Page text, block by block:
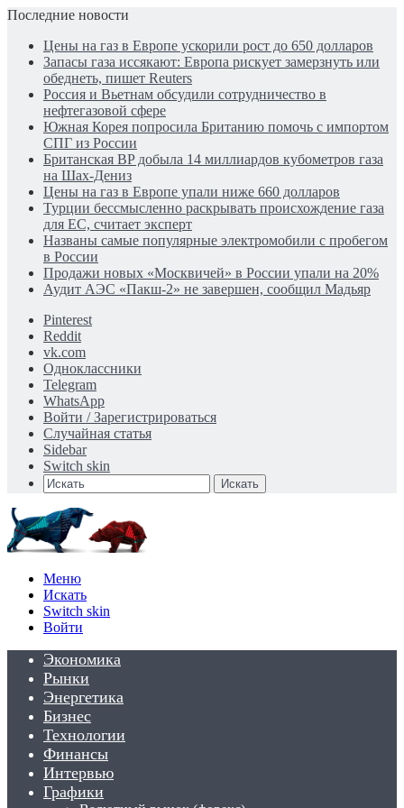
Последние новости
Цены на газ в Европе ускорили рост до 650 долларов
Запасы газа иссякают: Европа рискует замерзнуть или
обеднеть, пишет Reuters
Россия и Вьетнам обсудили сотрудничество в
нефтегазовой сфере
Южная Корея попросила Британию помочь с импортом
СПГ из России
Британская BP добыла 14 миллиардов кубометров газа
на Шах-Дениз
Цены на газ в Европе упали ниже 660 долларов
Турции бессмысленно раскрывать происхождение газа
для ЕС, считает эксперт
Названы самые популярные электромобили с пробегом
в России
Продажи новых «Москвичей» в России упали на 20%
Аудит АЭС «Пакш-2» не завершен, сообщил Мадьяр
Pinterest
Reddit
vk.com
Одноклассники
Telegram
WhatsApp
Войти / Зарегистрироваться
Случайная статья
Sidebar
Switch skin
Искать
Меню
Искать
Switch skin
Войти
Экономика
Рынки
Энергетика
Бизнес
Технологии
Финансы
Интервью
Графики